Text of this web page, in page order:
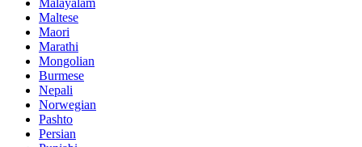
Malayalam
Maltese
Maori
Marathi
Mongolian
Burmese
Nepali
Norwegian
Pashto
Persian